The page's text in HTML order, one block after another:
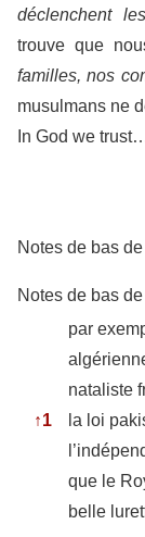
déclenchent
trouve que
familles, nos
musulmans ne
In God we
Notes de bas
Notes de bas
↑1
par
nataliste
la loi
que le
belle